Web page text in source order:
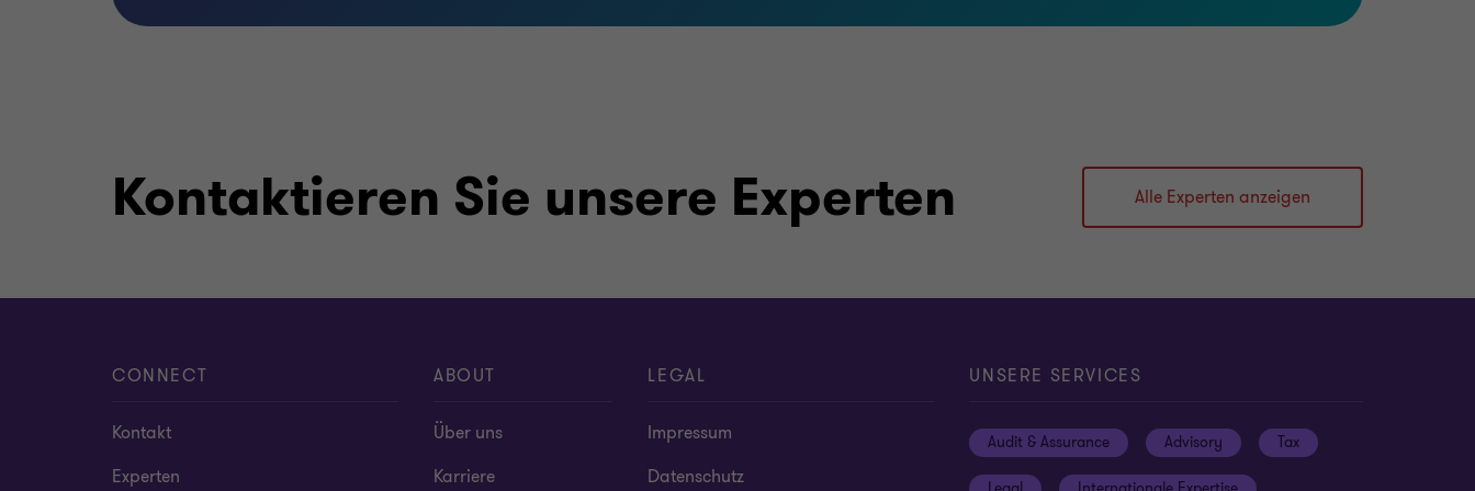
Kontaktieren Sie unsere Experten Alle Experten anzeigen
CONNECT
Kontakt
Experten
ABOUT
Über uns
Karriere
LEGAL
Impressum
Datenschutz
UNSERE SERVICES
Audit & Assurance Advisory Tax